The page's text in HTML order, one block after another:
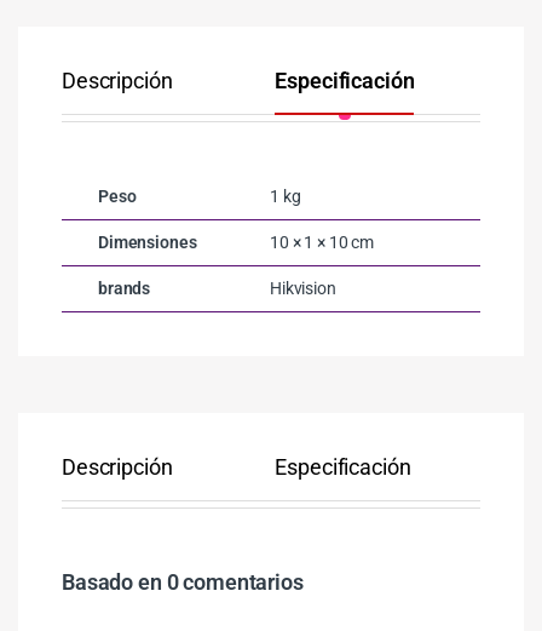
Descripción Especificación
Peso 1 kg
Dimensiones 10 × 1 × 10 cm
brands Hikvision
Descripción Especificación
Basado en 0 comentarios